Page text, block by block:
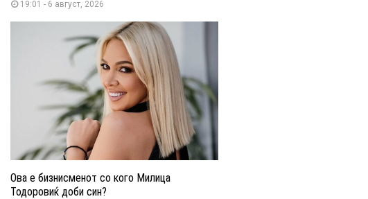
19:01 - 6 август, 2026
Ова е бизнисменот со кого Милица
Тодоровиќ доби син?